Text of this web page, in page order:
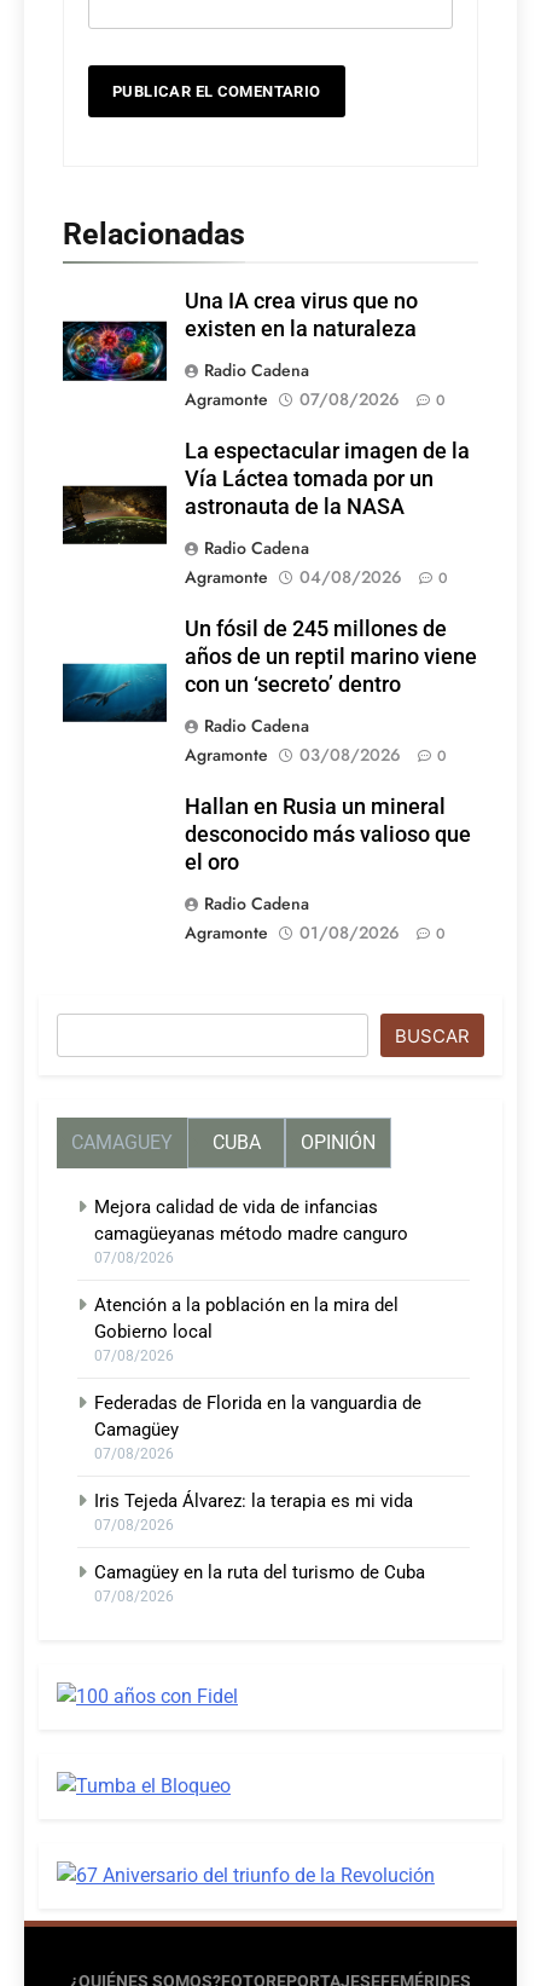
Relacionadas
Una IA crea virus que no
existen en la naturaleza
Radio Cadena
Agramonte
07/08/2026 0
La espectacular imagen de la
Vía Láctea tomada por un
astronauta de la NASA
Radio Cadena
Agramonte
04/08/2026 0
Un fósil de 245 millones de
años de un reptil marino viene
con un ‘secreto’ dentro
Radio Cadena
Agramonte
03/08/2026 0
Hallan en Rusia un mineral
desconocido más valioso que
el oro
Radio Cadena
Agramonte
01/08/2026 0
BUSCAR
CAMAGUEY CUBA OPINIÓN
Mejora calidad de vida de infancias
camagüeyanas método madre canguro
07/08/2026
Atención a la población en la mira del
Gobierno local
07/08/2026
Federadas de Florida en la vanguardia de
Camagüey
07/08/2026
Iris Tejeda Álvarez: la terapia es mi vida
07/08/2026
Camagüey en la ruta del turismo de Cuba
07/08/2026
¿QUIÉNES SOMOS?FOTOREPORTAJESEFEMÉRIDES